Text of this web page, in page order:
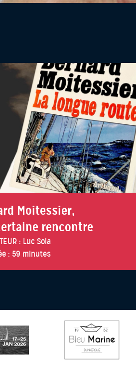
Moitessier,
rencontre
: Luc Sola
: 59 minutes